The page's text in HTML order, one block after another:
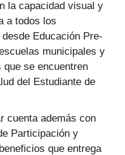
la capacidad visual y
a todos los
Educación Pre-
municipales y
se encuentren
del Estudiante de
cuenta además con
Participación y
que entrega